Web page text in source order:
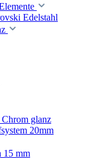
Edelstahl
Chrom glanz
20mm
15 mm